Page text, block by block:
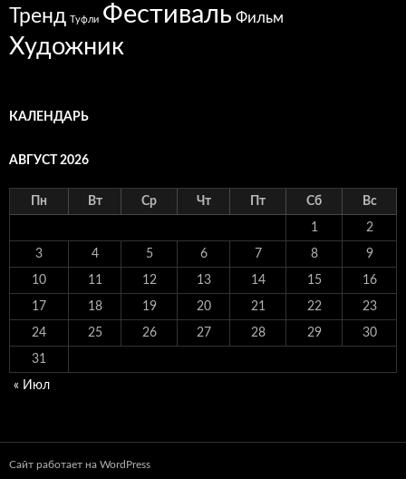
Тренд Туфли Фестиваль Фильм
Художник
КАЛЕНДАРЬ
АВГУСТ 2026
Пн Вт Ср Чт Пт Сб Вс
1 2
3 4 5 6 7 8 9
10 11 12 13 14 15 16
17 18 19 20 21 22 23
24 25 26 27 28 29 30
31
« Июл
Сайт работает на WordPress